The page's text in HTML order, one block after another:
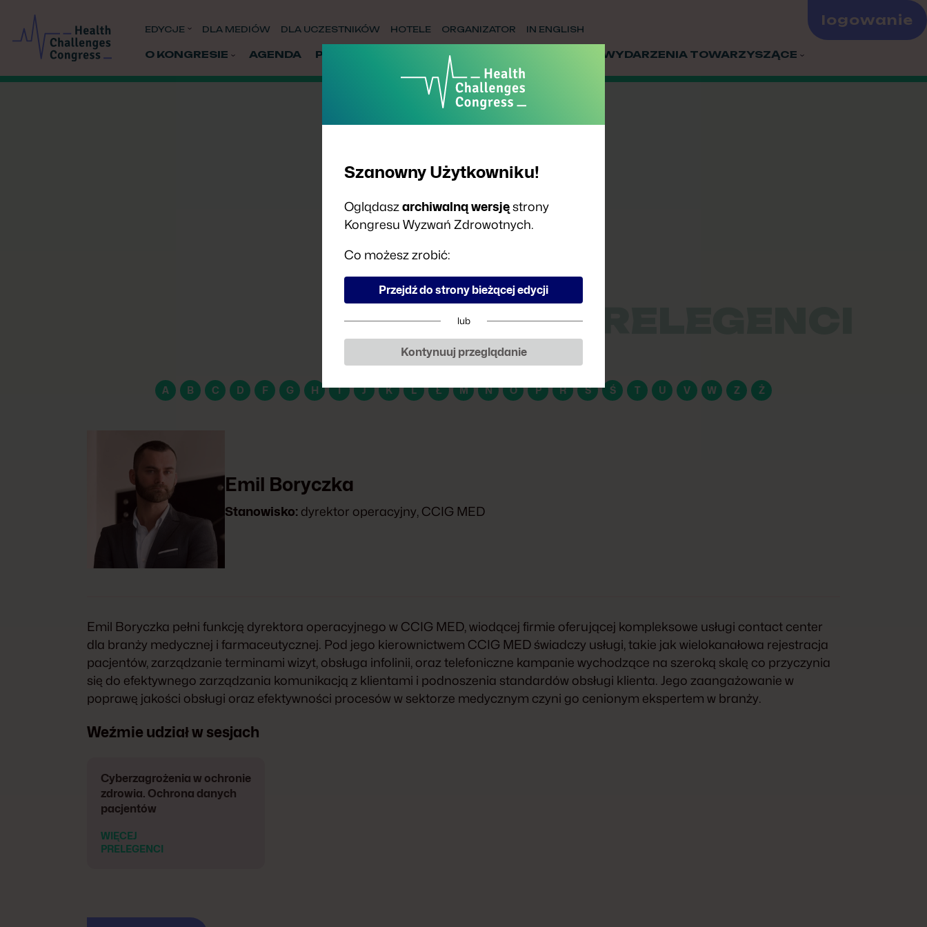
EDYCJE DLA MEDIÓW DLA UCZESTNIKÓW HOTELE ORGANIZATOR IN ENGLISH
O KONGRESIE AGENDA PRELEGENCI PARTNERZY WYDARZENIA TOWARZYSZĄCE
logowanie
PRELEGENCI
A B C D F G H I J K L Ł M N O P R S Ś T U V W Z Ż
Emil Boryczka
Stanowisko: dyrektor operacyjny, CCIG MED
Emil Boryczka pełni funkcję dyrektora operacyjnego w CCIG MED, wiodącej firmie oferującej kompleksowe usługi contact center
dla branży medycznej i farmaceutycznej. Pod jego kierownictwem CCIG MED świadczy usługi, takie jak wielokanałowa rejestracja
pacjentów, zarządzanie terminami wizyt, obsługa infolinii, oraz telefoniczne kampanie wychodzące na szeroką skalę co przyczynia
się do efektywnego zarządzania komunikacją z klientami i podnoszenia standardów obsługi klienta. Jego zaangażowanie w
poprawę jakości obsługi oraz efektywności procesów w sektorze medycznym czyni go cenionym ekspertem w branży.
Weźmie udział w sesjach
Cyberzagrożenia w ochronie
zdrowia. Ochrona danych
pacjentów
WIĘCEJ
PRELEGENCI
Szanowny Użytkowniku!
Oglądaszarchiwalną wersjęstrony
Kongresu Wyzwań Zdrowotnych.
Co możesz zrobić:
Przejdź do strony bieżącej edycji
lub
Kontynuuj przeglądanie